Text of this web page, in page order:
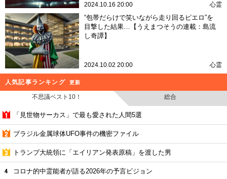
2024.10.16 20:00 心霊
“包帯だらけで笑いながら走り回るピエロ”を
目撃した結果…【うえまつそうの連載：島流
し奇譚】
2024.10.02 20:00 心霊
人気記事ランキング 更新
不思議ベスト10！ 総合
「見世物サーカス」で最も愛された人間5選
ブラジル金属球体UFO事件の機密ファイル
トランプ大統領に「エイリアン発表原稿」を渡した男
コロナ的中霊能者が語る2026年の予言ビジョン